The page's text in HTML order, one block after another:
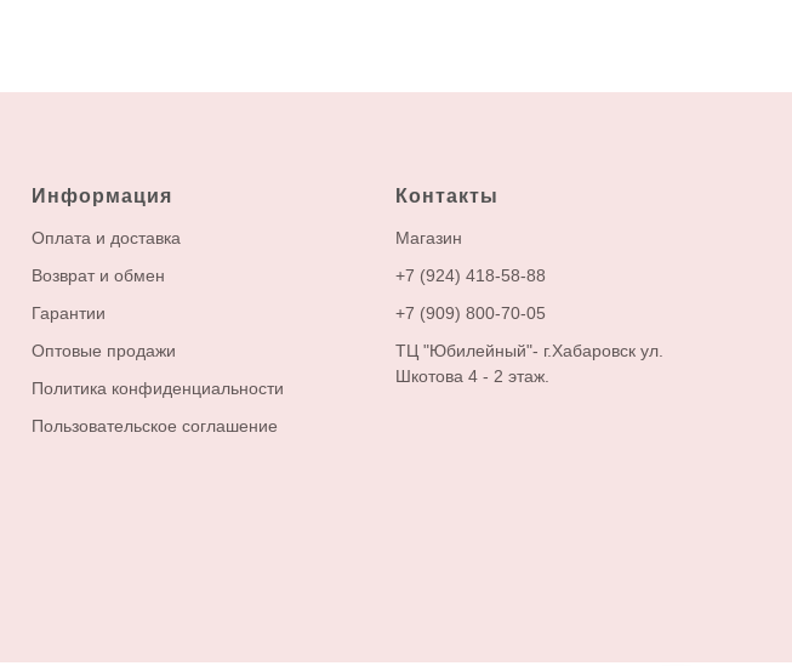
Информация
Оплата и доставка
Возврат и обмен
Гарантии
Оптовые продажи
Политика конфиденциальности
Пользовательское соглашение
Контакты
Магазин
+7 (924) 418-58-88
+7 (909) 800-70-05
ТЦ "Юбилейный"- г.Хабаровск ул.
Шкотова 4 - 2 этаж.